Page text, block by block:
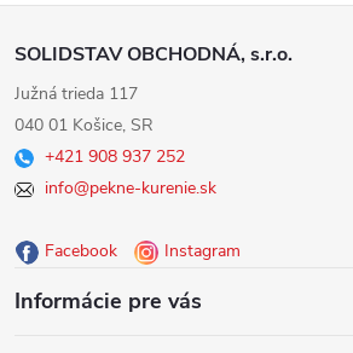
Z
á
p
ä
SOLIDSTAV OBCHODNÁ, s.r.o.
Južná trieda 117
040 01 Košice, SR
+421 908 937 252
info@pekne-kurenie.sk
Facebook Instagram
Informácie pre vás